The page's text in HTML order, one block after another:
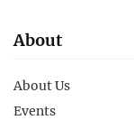
About
About Us
Events